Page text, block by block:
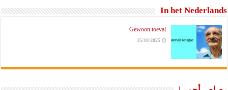
In het Nederlands
Gewoon toeval
15/10/2025